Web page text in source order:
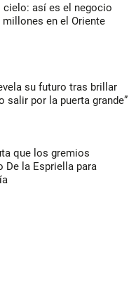
cielo: así es el negocio
en el Oriente
su futuro tras brillar
salir por la puerta grande”
que los gremios
De la Espriella para